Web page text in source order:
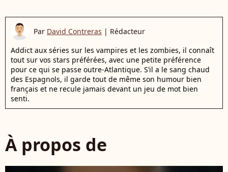
Par David Contreras | Rédacteur
Addict aux séries sur les vampires et les zombies, il connaît
tout sur vos stars préférées, avec une petite préférence
pour ce qui se passe outre-Atlantique. S’il a le sang chaud
des Espagnols, il garde tout de même son humour bien
français et ne recule jamais devant un jeu de mot bien
senti.
À propos de